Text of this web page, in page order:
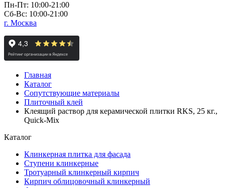
Пн-Пт: 10:00-21:00
Сб-Вс: 10:00-21:00
г. Москва
Главная
Каталог
Сопутствующие материалы
Плиточный клей
Клеящий раствор для керамической плитки RKS, 25 кг.,
Quick-Mix
Каталог
Клинкерная плитка для фасада
Ступени клинкерные
Тротуарный клинкерный кирпич
Кирпич облицовочный клинкерный